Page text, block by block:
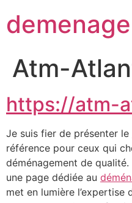
Atm-
https://atm-
Je suis fier de présenter le
référence pour ceux qui
déménagement de
une page dédiée au
met en lumière l’expertise